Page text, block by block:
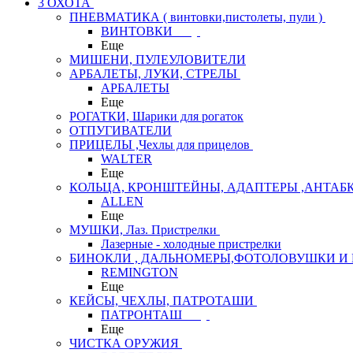
3 ОХОТА
ПНЕВМАТИКА ( винтовки,пистолеты, пули )
ВИНТОВКИ
Еще
МИШЕНИ, ПУЛЕУЛОВИТЕЛИ
АРБАЛЕТЫ, ЛУКИ, СТРЕЛЫ
АРБАЛЕТЫ
Еще
РОГАТКИ, Шарики для рогаток
ОТПУГИВАТЕЛИ
ПРИЦЕЛЫ ,Чехлы для прицелов
WALTER
Еще
КОЛЬЦА, КРОНШТЕЙНЫ, АДАПТЕРЫ
ALLEN
Еще
МУШКИ, Лаз. Пристрелки
Лазерные - холодные пристрелки
БИНОКЛИ , ДАЛЬНОМЕРЫ,ФОТОЛОВУШКИ И
REMINGTON
Еще
КЕЙСЫ, ЧЕХЛЫ, ПАТРОТАШИ
ПАТРОНТАШ
Еще
ЧИСТКА ОРУЖИЯ